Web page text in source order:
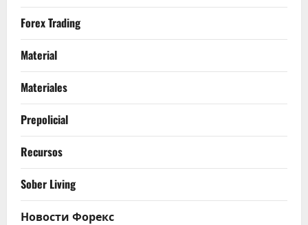
Forex Trading
Material
Materiales
Prepolicial
Recursos
Sober Living
Новости Форекс